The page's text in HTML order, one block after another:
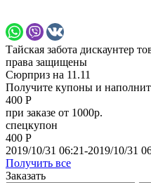
Тайская забота дискаунтер
права защищены
Сюрприз на 11.11
Получите купоны и
400 Р
при заказе от 1000р.
спецкупон
400 Р
2019/10/31 06:21-2019/10/31
Получить все
Заказать